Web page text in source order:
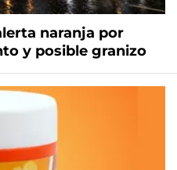
naranja por
y posible granizo